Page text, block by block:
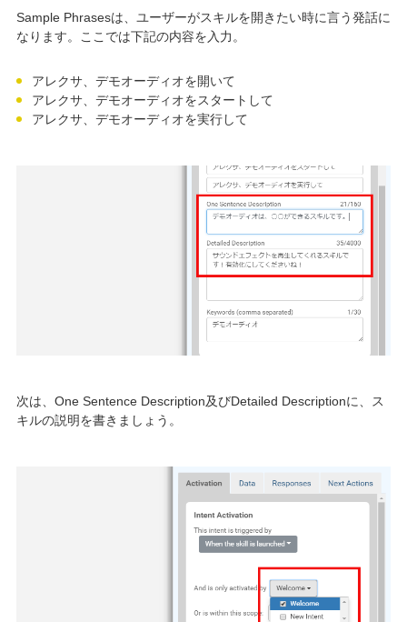
Sample Phrasesは、ユーザーがスキルを開きたい時に言う発話に
なります。ここでは下記の内容を入力。
アレクサ、デモオーディオを開いて
アレクサ、デモオーディオをスタートして
アレクサ、デモオーディオを実行して
次は、One Sentence Description及びDetailed Descriptionに、ス
キルの説明を書きましょう。